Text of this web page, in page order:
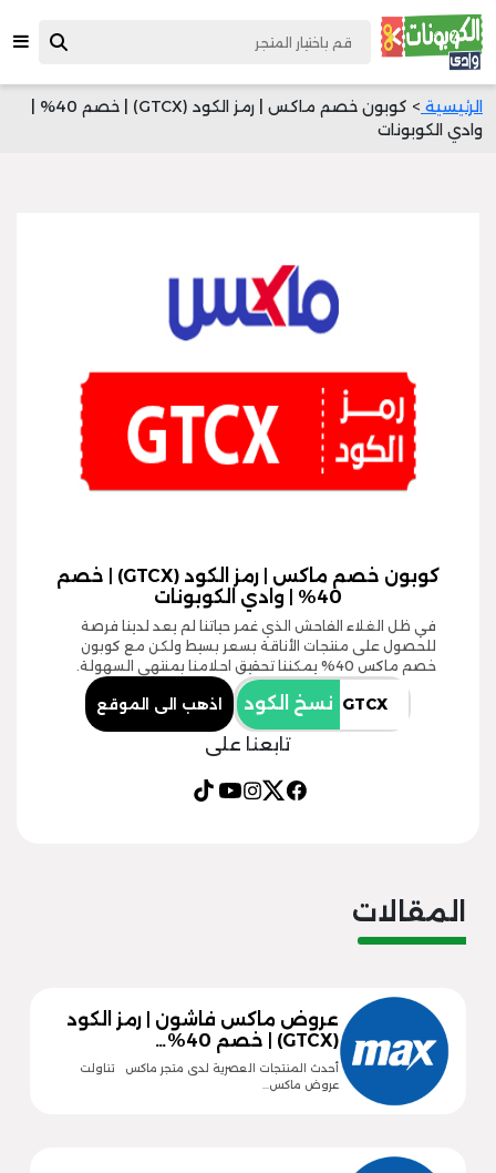
الرئيسية
> كوبون خصم ماكس | رمز الكود (GTCX) | خصم 40% |
وادي الكوبونات
كوبون خصم ماكس | رمز الكود (GTCX) | خصم
40% | وادي الكوبونات
في ظل الغلاء الفاحش الذي غمر حياتنا لم يعد لدينا فرصة
للحصول على منتجات الأناقة بسعر بسيط ولكن مع كوبون
خصم ماكس 40% يمكننا تحقيق احلامنا بمنتهى السهولة.
نسخ الكود اذهب الى الموقع
تابعنا على
المقالات
عروض ماكس فاشون | رمز الكود
(GTCX) | خصم 40%…
أحدث المنتجات العصرية لدى متجر ماكس تناولت
عروض ماكس…